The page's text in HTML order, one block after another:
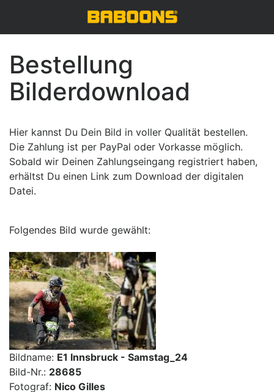
Bestellung
Bilderdownload
Hier kannst Du Dein Bild in voller Qualität bestellen.
Die Zahlung ist per PayPal oder Vorkasse möglich.
Sobald wir Deinen Zahlungseingang registriert haben,
erhältst Du einen Link zum Download der digitalen
Datei.
Folgendes Bild wurde gewählt:
Bildname: E1 Innsbruck - Samstag_24
Bild-Nr.: 28685
Fotograf: Nico Gilles